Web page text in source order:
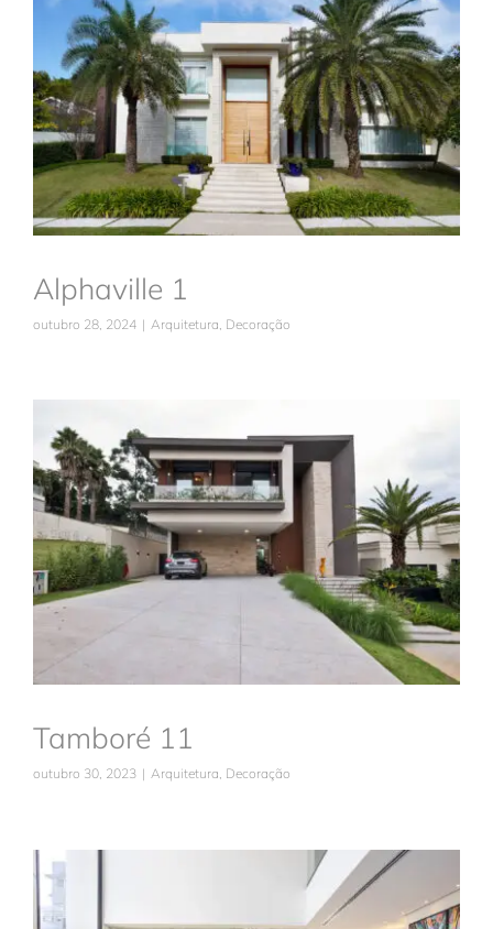
Trabalhe conosco
Solicitar orçamento
Alphaville 1
Arquitetura Decoração
Alphaville 1
outubro 28, 2024 | Arquitetura, Decoração
Tamboré 11
Arquitetura Decoração
Tamboré 11
outubro 30, 2023 | Arquitetura, Decoração